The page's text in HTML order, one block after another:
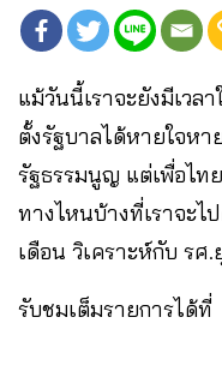
แม้วันนี้เราจะยังมีเวล
ตั้งรัฐบาลได้หายใจหา
รัฐธรรมนูญ แต่เพื่อไท
ทางไหนบ้างที่เราจะไ
เดือน วิเคราะห์กับ ร
รับชมเต็มรายการได้ที่